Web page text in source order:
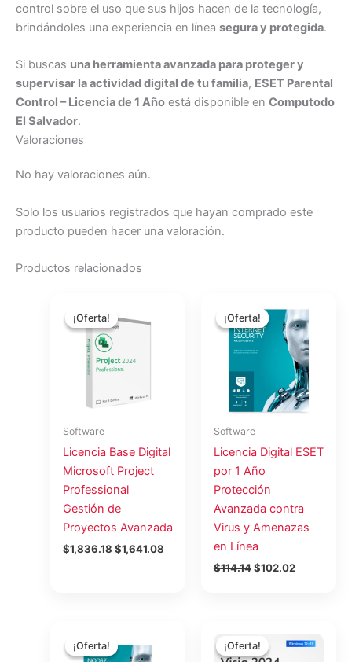
control sobre el uso que sus hijos hacen de la tecnología,
brindándoles una experiencia en línea segura y protegida.
Si buscas una herramienta avanzada para proteger y
supervisar la actividad digital de tu familia, ESET Parental
Control – Licencia de 1 Año está disponible en Computodo
El Salvador.
Valoraciones
No hay valoraciones aún.
Solo los usuarios registrados que hayan comprado este
producto pueden hacer una valoración.
Productos relacionados
¡Oferta!
¡Oferta!
Software
Licencia Base Digital
Microsoft Project
Professional
Gestión de
Proyectos Avanzada
$1,836.18
original
$1,641.08
¡Oferta!
¡Oferta!
Software
Licencia Digital ESET
por 1 Año
Protección
Avanzada contra
Virus y Amenazas
en Línea
$114.14
precio
original
era:
$114.14.
$102.02
precio
actual
es:
$102.02.
¡Oferta!
¡Oferta!precio
originalactual
¡Oferta!
¡Oferta!
precio
original
precio